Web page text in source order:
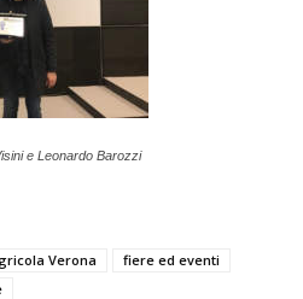
e Leonardo Barozzi
Verona
fiere ed eventi